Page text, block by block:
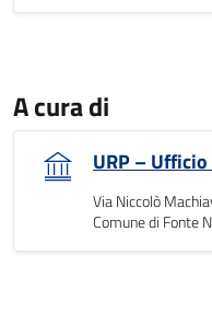
A cura di
URP –
Via Niccolò
Comune di Fonte